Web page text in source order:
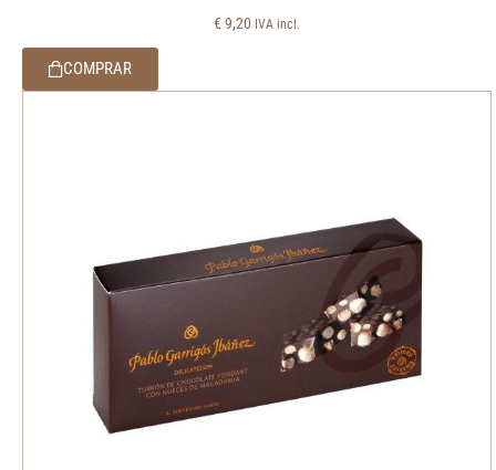
€ 9,20 IVA incl.
COMPRAR